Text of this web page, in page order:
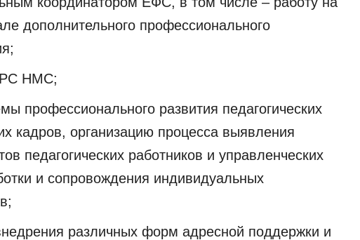
дополнительного профессионального
РС НМС;
профессионального развития педагогических
кадров, организацию процесса выявления
педагогических работников и управленческих
и сопровождения индивидуальных
различных форм адресной поддержки и